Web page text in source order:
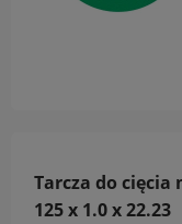
Tarcza do cięcia
125 x 1.0 x 22.23